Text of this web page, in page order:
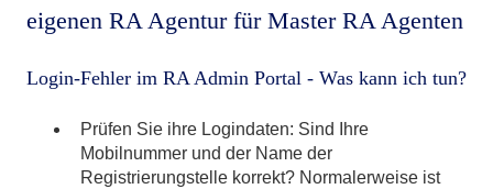
eigenen RA Agentur für Master RA Agenten
Login-Fehler im RA Admin Portal - Was kann ich tun?
Prüfen Sie ihre Logindaten: Sind Ihre
Mobilnummer und der Name der
Registrierungstelle korrekt? Normalerweise ist